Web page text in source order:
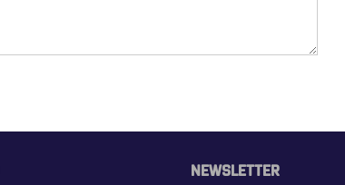
NEWSLETTER